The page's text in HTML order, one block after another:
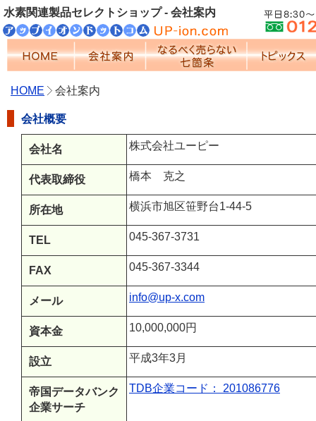
水素関連製品セレクトショップ - 会社案内
HOME 会社案内
会社概要
会社名 株式会社ユーピー
代表取締役 橋本 克之
所在地 横浜市旭区笹野台1-44-5
TEL 045-367-3731
FAX 045-367-3344
メール info@up-x.com
資本金 10,000,000円
設立 平成3年3月
帝国データバンク
企業サーチ
TDB企業コード： 201086776